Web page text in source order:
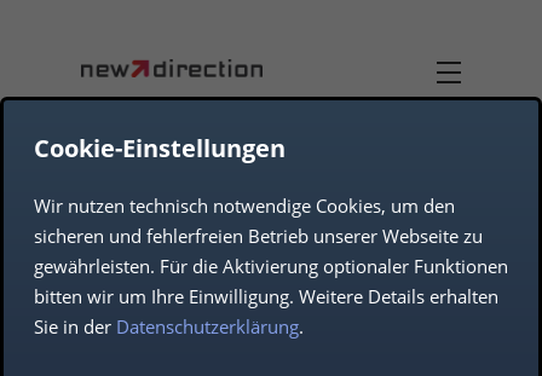
TEAM
UNTERNEHMEN
DUAL-USE
AEROSPACE
Cookie-Einstellungen
Wir nutzen technisch notwendige Cookies, um den
sicheren und fehlerfreien Betrieb unserer Webseite zu
gewährleisten. Für die Aktivierung optionaler Funktionen
bitten wir um Ihre Einwilligung. Weitere Details erhalten
Sie in der Datenschutzerklärung.